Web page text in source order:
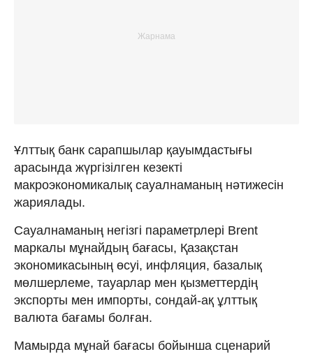
Ұлттық банк сарапшылар қауымдастығы
арасында жүргізілген кезекті
макроэкономикалық сауалнаманың нәтижесін
жариялады.
Сауалнаманың негізгі параметрлері Brent
маркалы мұнайдың бағасы, Қазақстан
экономикасының өсуі, инфляция, базалық
мөлшерлеме, тауарлар мен қызметтердің
экспорты мен импорты, сондай-ақ ұлттық
валюта бағамы болған.
Мамырда мұнай бағасы бойынша сценарий